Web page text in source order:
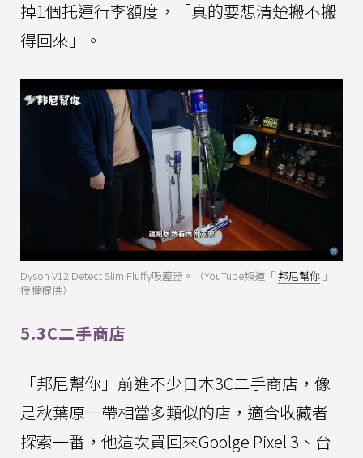
掉1個托運行李額度，「真的要想清楚搬不搬
得回來」。
Dyson V12 Detect Slim Fluffy吸塵器。（YouTube頻道「邦尼幫你 」
授權提供）
5.3C二手商店
「邦尼幫你」前進不少日本3C二手商店，像
是秋葉原一帶相當多類似的店，適合收藏者
探索一番，他這次買回來Goolge Pixel 3、台